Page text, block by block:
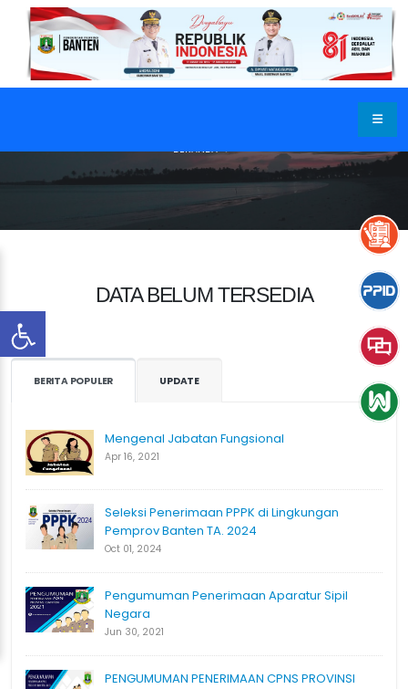
BERANDA
DATA BELUM TERSEDIA
BERITA POPULER UPDATE
Mengenal Jabatan Fungsional
Apr 16, 2021
Seleksi Penerimaan PPPK di Lingkungan
Pemprov Banten TA. 2024
Oct 01, 2024
Pengumuman Penerimaan Aparatur Sipil
Negara
Jun 30, 2021
PENGUMUMAN PENERIMAAN CPNS PROVINSI